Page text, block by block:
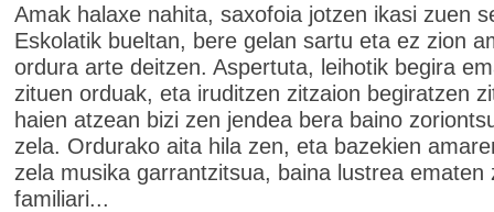
Amak halaxe nahita, saxofoia jotzen ikasi zuen
Eskolatik bueltan, bere gelan sartu eta ez zion
ordura arte deitzen. Aspertuta, leihotik begira
zituen orduak, eta iruditzen zitzaion begiratzen
haien atzean bizi zen jendea bera baino
zela. Ordurako aita hila zen, eta bazekien
zela musika garrantzitsua, baina lustrea ematen
familiari...